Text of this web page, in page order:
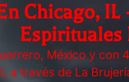
Chicago,
Espirituales
México y con
a través de La